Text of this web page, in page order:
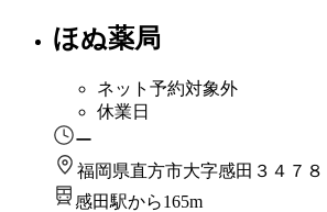
ほぬ薬局
ネット予約対象外
休業日
ー
福岡県直方市大字感田３４７８
感田駅から165m